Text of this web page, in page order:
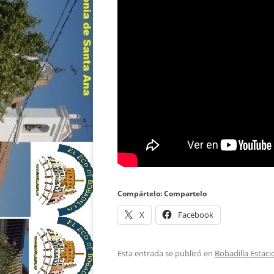
Compártelo: Compartelo
X Facebook
Esta entrada se publicó en Bobadilla